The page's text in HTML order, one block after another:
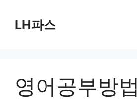
LH파스
영어공부방법